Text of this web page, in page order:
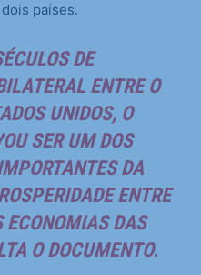
países.
DE
ENTRE O
UNIDOS, O
SER UM DOS
DA
ENTRE
DAS
O DOCUMENTO.